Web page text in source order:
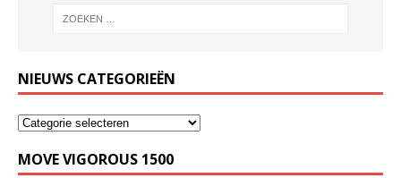
NIEUWS CATEGORIEËN
MOVE VIGOROUS 1500